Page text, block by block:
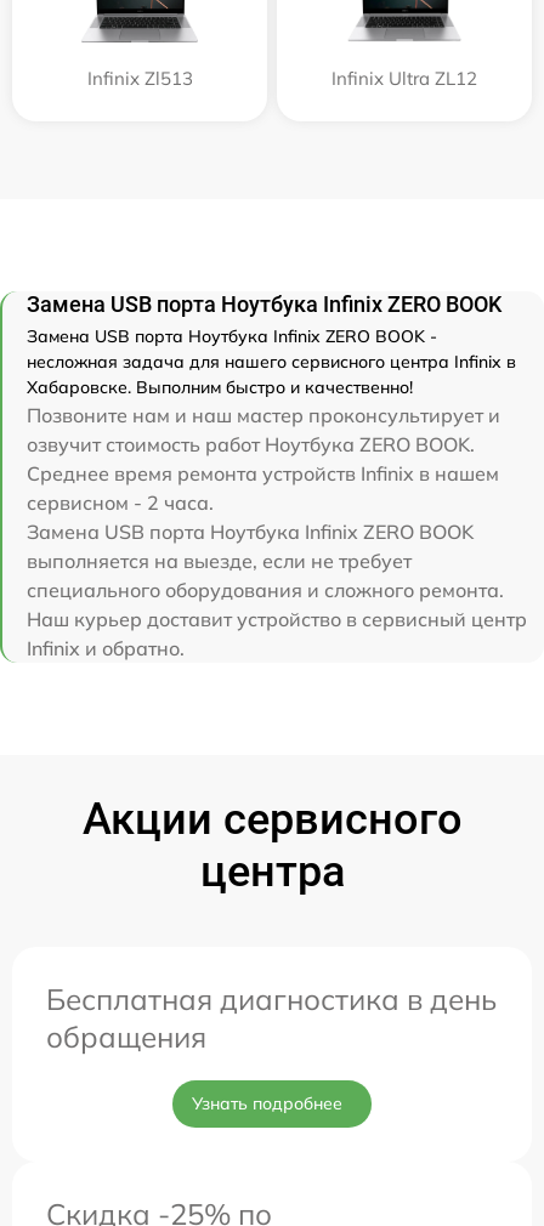
Infinix Zl513 Infinix Ultra ZL12
Замена USB порта Ноутбука Infinix ZERO BOOK
Замена USB порта Ноутбука Infinix ZERO BOOK -
несложная задача для нашего сервисного центра Infinix в
Хабаровске. Выполним быстро и качественно!
Позвоните нам и наш мастер проконсультирует и
озвучит стоимость работ Ноутбука ZERO BOOK.
Среднее время ремонта устройств Infinix в нашем
сервисном - 2 часа.
Замена USB порта Ноутбука Infinix ZERO BOOK
выполняется на выезде, если не требует
специального оборудования и сложного ремонта.
Наш курьер доставит устройство в сервисный центр
Infinix и обратно.
Акции сервисного
центра
Бесплатная диагностика в день
обращения
Узнать подробнее
Скидка -25% по